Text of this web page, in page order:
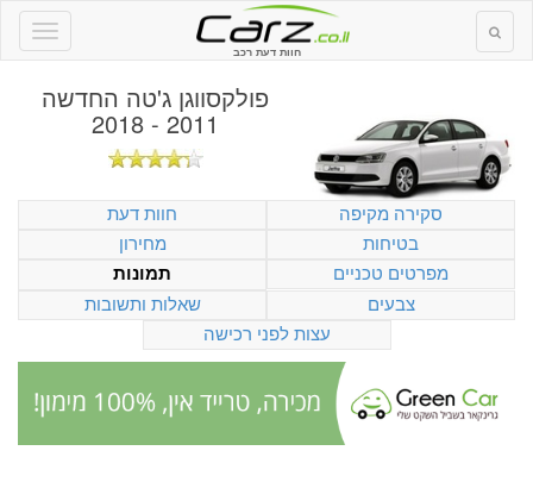
חוות דעת רכב
פולקסווגן ג'טה החדשה
2011 - 2018
סקירה מקיפה
חוות דעת
בטיחות
מחירון
מפרטים טכניים
תמונות
צבעים
שאלות ותשובות
עצות לפני רכישה